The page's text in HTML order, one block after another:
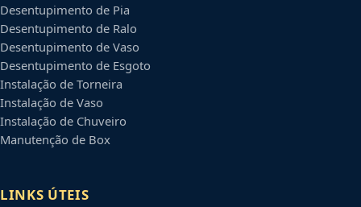
Desentupimento de Pia
Desentupimento de Ralo
Desentupimento de Vaso
Desentupimento de Esgoto
Instalação de Torneira
Instalação de Vaso
Instalação de Chuveiro
Manutenção de Box
LINKS ÚTEIS